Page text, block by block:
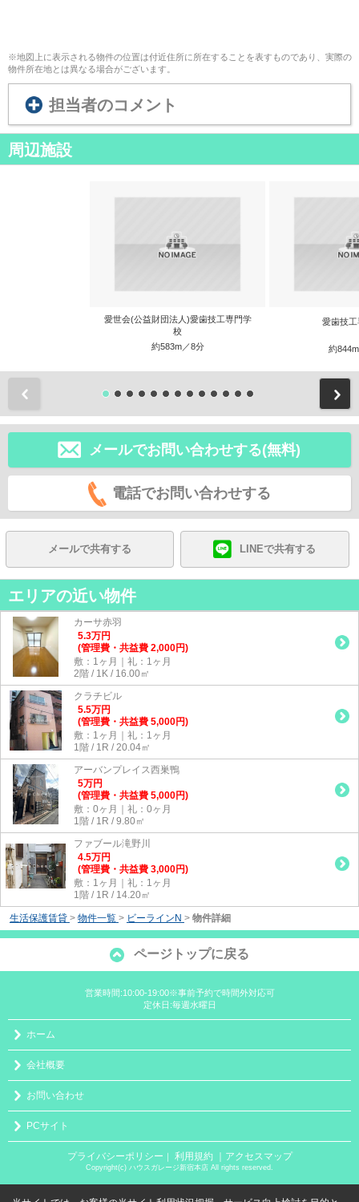
※地図上に表示される物件の位置は付近住所に所在することを表すものであり、実際の
物件所在地とは異なる場合がございます。
担当者のコメント
周辺施設
愛世会(公益財団法人)愛歯技工専門学
校
約583m／8分
愛歯技
約
メールでお問い合わせする(無料)
電話でお問い合わせする
メールで共有する LINEで共有する
エリアの近い物件
カーサ赤羽
5.3万円
(管理費・共益費 2,000円)
敷：1ヶ月｜礼：1ヶ月
2階 / 1K / 16.00㎡
クラチビル
5.5万円
(管理費・共益費 5,000円)
敷：1ヶ月｜礼：1ヶ月
1階 / 1R / 20.04㎡
アーバンプレイス西巣鴨
5万円
(管理費・共益費 5,000円)
敷：0ヶ月｜礼：0ヶ月
1階 / 1R / 9.80㎡
ファブール滝野川
4.5万円
(管理費・共益費 3,000円)
敷：1ヶ月｜礼：1ヶ月
1階 / 1R / 14.20㎡
生活保護賃貸 > 物件一覧 > ビーラインN > 物件詳細
ページトップに戻る
営業時間:10:00-19:00※事前予約で時間外対応可
定休日:毎週水曜日
ホーム
会社概要
お問い合わせ
PCサイト
プライバシーポリシー ｜ 利用規約 ｜アクセスマップ
Copyright(c) ハウスガレージ新宿本店 All rights reserved.